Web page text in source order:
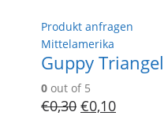
Produkt anfragen
Mittelamerika
Guppy
0 out of 5
€0,30 €0,10